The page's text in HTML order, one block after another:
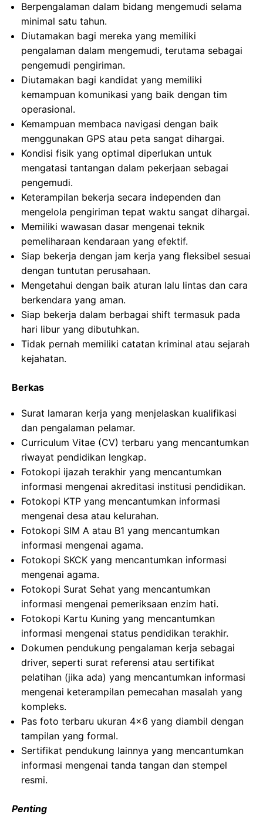
Berpengalaman dalam bidang mengemudi selama
minimal satu tahun.
Diutamakan bagi mereka yang memiliki
pengalaman dalam mengemudi, terutama sebagai
pengemudi pengiriman.
Diutamakan bagi kandidat yang memiliki
kemampuan komunikasi yang baik dengan tim
operasional.
Kemampuan membaca navigasi dengan baik
menggunakan GPS atau peta sangat dihargai.
Kondisi fisik yang optimal diperlukan untuk
mengatasi tantangan dalam pekerjaan sebagai
pengemudi.
Keterampilan bekerja secara independen dan
mengelola pengiriman tepat waktu sangat dihargai.
Memiliki wawasan dasar mengenai teknik
pemeliharaan kendaraan yang efektif.
Siap bekerja dengan jam kerja yang fleksibel sesuai
dengan tuntutan perusahaan.
Mengetahui dengan baik aturan lalu lintas dan cara
berkendara yang aman.
Siap bekerja dalam berbagai shift termasuk pada
hari libur yang dibutuhkan.
Tidak pernah memiliki catatan kriminal atau sejarah
kejahatan.
Berkas
Surat lamaran kerja yang menjelaskan kualifikasi
dan pengalaman pelamar.
Curriculum Vitae (CV) terbaru yang mencantumkan
riwayat pendidikan lengkap.
Fotokopi ijazah terakhir yang mencantumkan
informasi mengenai akreditasi institusi pendidikan.
Fotokopi KTP yang mencantumkan informasi
mengenai desa atau kelurahan.
Fotokopi SIM A atau B1 yang mencantumkan
informasi mengenai agama.
Fotokopi SKCK yang mencantumkan informasi
mengenai agama.
Fotokopi Surat Sehat yang mencantumkan
informasi mengenai pemeriksaan enzim hati.
Fotokopi Kartu Kuning yang mencantumkan
informasi mengenai status pendidikan terakhir.
Dokumen pendukung pengalaman kerja sebagai
driver, seperti surat referensi atau sertifikat
pelatihan (jika ada) yang mencantumkan informasi
mengenai keterampilan pemecahan masalah yang
kompleks.
Pas foto terbaru ukuran 4×6 yang diambil dengan
tampilan yang formal.
Sertifikat pendukung lainnya yang mencantumkan
informasi mengenai tanda tangan dan stempel
resmi.
Penting